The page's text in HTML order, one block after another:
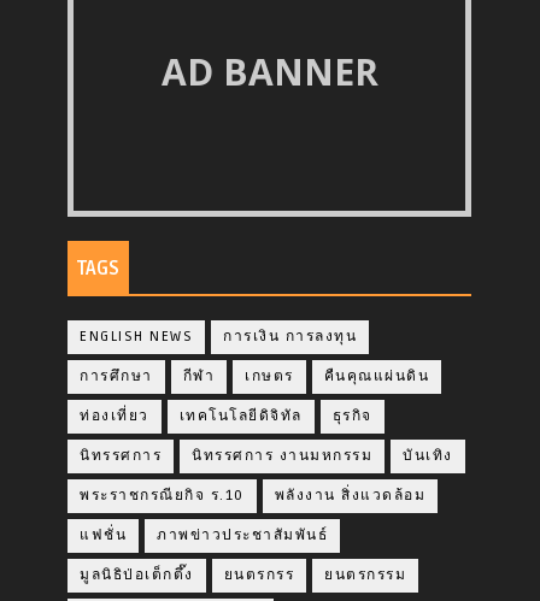
AD BANNER
TAGS
ENGLISH NEWS การเงิน การลงทุน
การศึกษา กีฬา เกษตร คืนคุณแผ่นดิน
ท่องเที่ยว เทคโนโลยีดิจิทัล ธุรกิจ
นิทรรศการ นิทรรศการ งานมหกรรม บันเทิง
พระราชกรณียกิจ ร.10 พลังงาน สิ่งแวดล้อม
แฟชั่น ภาพข่าวประชาสัมพันธ์
มูลนิธิป่อเต็กตึ๊ง ยนตรกรร ยนตรกรรม